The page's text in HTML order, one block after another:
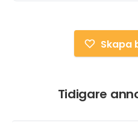
Skapa
Tidigare